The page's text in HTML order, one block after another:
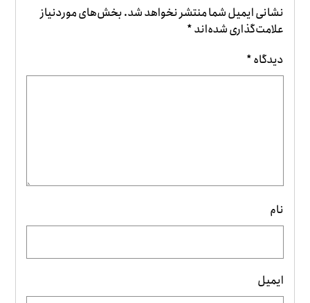
نشانی ایمیل شما منتشر نخواهد شد.بخش‌های موردنیاز
علامت‌گذاری شده‌اند*
دیدگاه*
نام
ایمیل